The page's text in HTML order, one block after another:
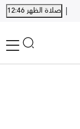
| صلاة الظهر 12:46